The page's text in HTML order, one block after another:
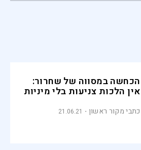
הכחשה במסווה של שחרור:
אין הלכות צניעות בלי מיניות
כתבי מקור ראשון 21.06.21